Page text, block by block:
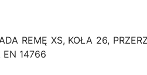
REMĘ XS, KOŁA 26,
EN 14766